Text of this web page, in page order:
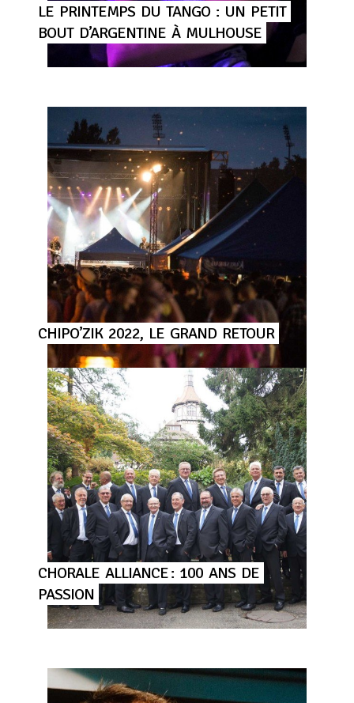
LE PRINTEMPS DU TANGO : UN PETIT
BOUT D’ARGENTINE À MULHOUSE
CHIPO’ZIK 2022, LE GRAND RETOUR
CHORALE ALLIANCE : 100 ANS DE
PASSION